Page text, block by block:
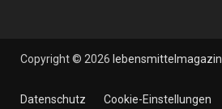
Copyright © 2026 lebensmittelmagazin
Datenschutz Cookie-Einstellungen